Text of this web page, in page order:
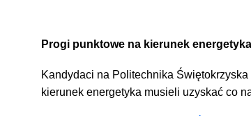
Progi punktowe na kierunek
Kandydaci na Politechnika
kierunek energetyka musieli uzyskać co